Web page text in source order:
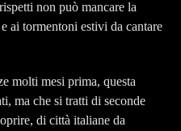
non può mancare la
ai tormentoni estivi da cantare
molti mesi prima, questa
ma che si tratti di seconde
di città italiane da